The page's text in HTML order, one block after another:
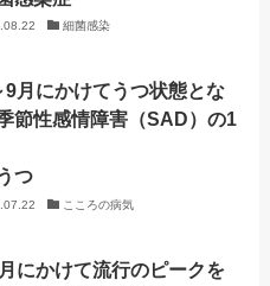
細菌感染
9月にかけてうつ状態とな
節性感情障害（SAD）の1
つ
こころの病気
にかけて流行のピークを